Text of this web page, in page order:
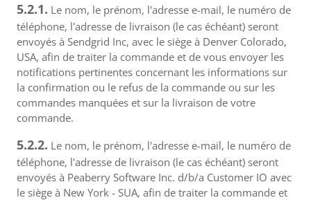
5.2.1. Le nom, le prénom, l'adresse e-mail, le numéro de
téléphone, l'adresse de livraison (le cas échéant) seront
envoyés à Sendgrid Inc, avec le siège à Denver Colorado,
USA, afin de traiter la commande et de vous envoyer les
notifications pertinentes concernant les informations sur
la confirmation ou le refus de la commande ou sur les
commandes manquées et sur la livraison de votre
commande.
5.2.2. Le nom, le prénom, l'adresse e-mail, le numéro de
téléphone, l'adresse de livraison (le cas échéant) seront
envoyés à Peaberry Software Inc. d/b/a Customer IO avec
le siège à New York - SUA, afin de traiter la commande et